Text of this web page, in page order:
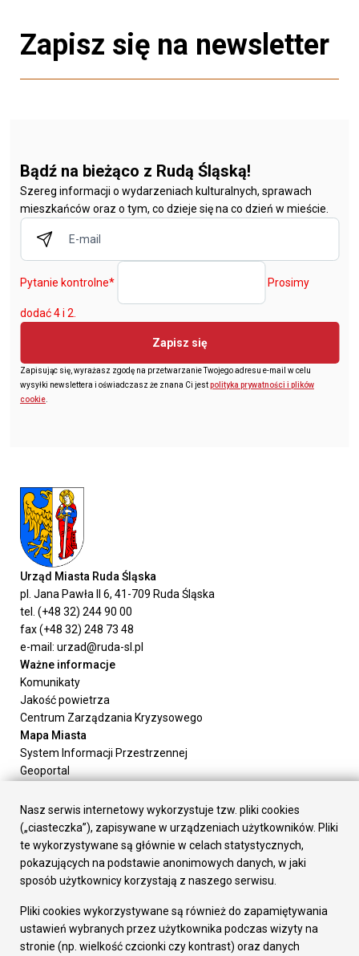
Zapisz się na newsletter
Bądź na bieżąco z Rudą Śląską!
Szereg informacji o wydarzeniach kulturalnych, sprawach
mieszkańców oraz o tym, co dzieje się na co dzień w mieście.
Pytanie kontrolne* Prosimy
dodać 4 i 2.
Zapisz się
Zapisując się, wyrażasz zgodę na przetwarzanie Twojego adresu e-mail w celu
wysyłki newslettera i oświadczasz że znana Ci jestpolityka prywatności i plików
cookie
Urząd Miasta Ruda Śląska
pl. Jana Pawła II 6, 41-709 Ruda Śląska
tel. (+48 32) 244 90 00
fax (+48 32) 248 73 48
e-mail: urzad@ruda-sl.pl
Ważne informacje
Komunikaty
Jakość powietrza
Centrum Zarządzania Kryzysowego
Mapa Miasta
System Informacji Przestrzennej
Geoportal
Załatw sprawę
Prezydent Miasta
Rada Miasta
Wydziały
Elektroniczna Skrzynka Podawcza
Gospodarka
Fundusze europejskie
Środki krajowe
Nasz serwis internetowy wykorzystuje tzw. pliki cookies
(„ciasteczka”), zapisywane w urządzeniach użytkowników. Pliki
te wykorzystywane są głównie w celach statystycznych,
pokazujących na podstawie anonimowych danych, w jaki
sposób użytkownicy korzystają z naszego serwisu.
Pliki cookies wykorzystywane są również do zapamiętywania
ustawień wybranych przez użytkownika podczas wizyty na
stronie (np. wielkość czcionki czy kontrast) oraz danych